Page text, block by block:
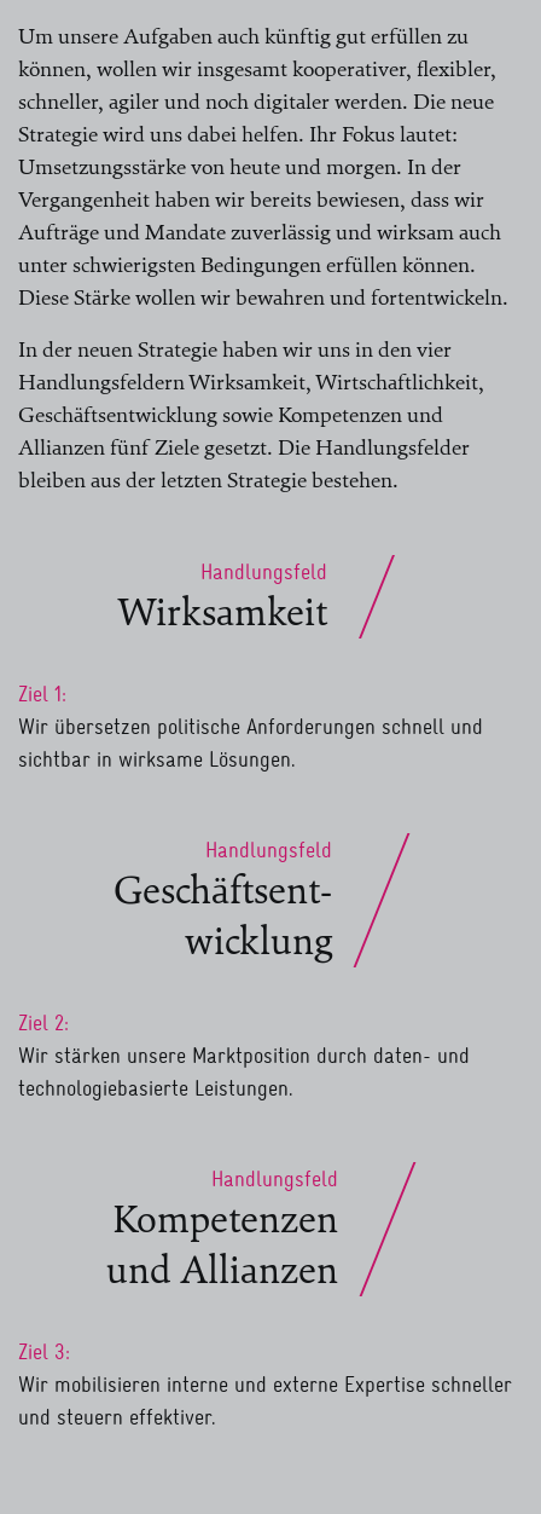
Um unsere Aufgaben auch künftig gut erfüllen zu
können, wollen wir insgesamt kooperativer, flexibler,
schneller, agiler und noch digitaler werden. Die neue
Strategie wird uns dabei helfen. Ihr Fokus lautet:
Umsetzungsstärke von heute und morgen. In der
Vergangenheit haben wir bereits bewiesen, dass wir
Aufträge und Mandate zuverlässig und wirksam auch
unter schwierigsten Bedingungen erfüllen können.
Diese Stärke wollen wir bewahren und fortentwickeln.
In der neuen Strategie haben wir uns in den vier
Handlungsfeldern Wirksamkeit, Wirtschaftlichkeit,
Geschäftsentwicklung sowie Kompetenzen und
Allianzen fünf Ziele gesetzt. Die Handlungsfelder
bleiben aus der letzten Strategie bestehen.
Handlungsfeld
Wirksamkeit
Ziel 1:
Wir übersetzen politische Anforderungen schnell und
sichtbar in wirksame Lösungen.
Handlungsfeld
Geschäftsent-
wicklung
Ziel 2:
Wir stärken unsere Marktposition durch daten- und
technologiebasierte Leistungen.
Handlungsfeld
Kompetenzen
und Allianzen
Ziel 3:
Wir mobilisieren interne und externe Expertise schneller
und steuern effektiver.